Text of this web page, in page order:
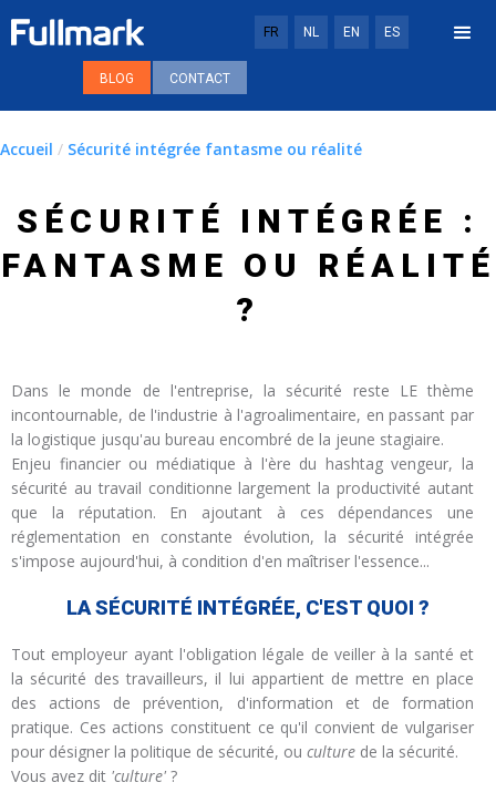
FR NL EN ES
BLOG CONTACT
Accueil / Sécurité intégrée fantasme ou réalité
SÉCURITÉ INTÉGRÉE :
FANTASME OU RÉALITÉ
?
Dans le monde de l'entreprise, la sécurité reste LE thème
incontournable, de l'industrie à l'agroalimentaire, en passant par
la logistique jusqu'au bureau encombré de la jeune stagiaire.
Enjeu financier ou médiatique à l'ère du hashtag vengeur, la
sécurité au travail conditionne largement la productivité autant
que la réputation. En ajoutant à ces dépendances une
réglementation en constante évolution, la sécurité intégrée
s'impose aujourd'hui, à condition d'en maîtriser l'essence...
LA SÉCURITÉ INTÉGRÉE, C'EST QUOI ?
Tout employeur ayant l'obligation légale de veiller à la santé et
la sécurité des travailleurs, il lui appartient de mettre en place
des actions de prévention, d'information et de formation
pratique. Ces actions constituent ce qu'il convient de vulgariser
pour désigner la politique de sécurité, ou culture de la sécurité.
Vous avez dit 'culture' ?